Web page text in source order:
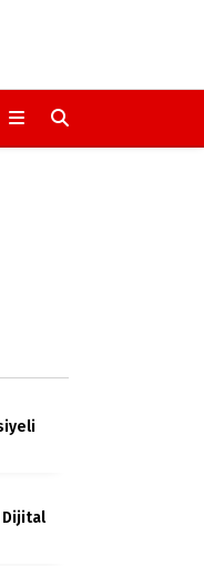
Dijital